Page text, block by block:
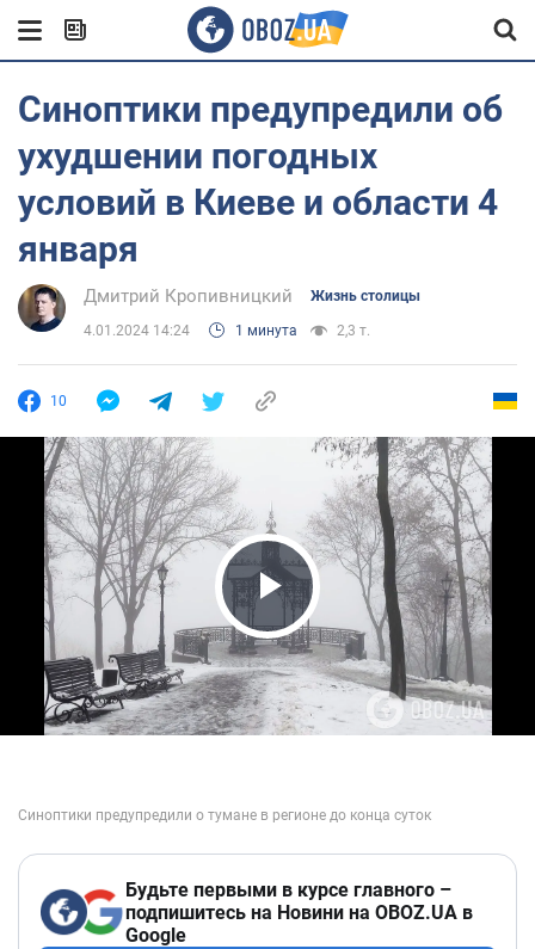
Синоптики предупредили об
ухудшении погодных
условий в Киеве и области 4
января
Дмитрий Кропивницкий Жизнь столицы
4.01.2024 14:24 1 минута 2,3 т.
10
Play Video
Будьте первыми в курсе главного –
подпишитесь на Новини на OBOZ.UA в
Google